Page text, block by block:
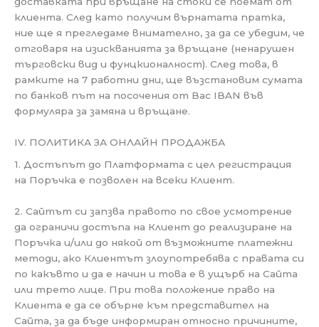
клиента. След като получим върнатата пратка,
ние ще я прегледаме внимателно, за да се убедим, че
отговаря на изискванията за връщане (ненарушен
търговски вид и фунцкионалност). След това, в
рамките на 7 работни дни, ще възстановим сумата
по банков път на посочения от Вас IBAN във
формуляра за замяна и връщане.
IV. ПОЛИТИКА ЗА ОНЛАЙН ПРОДАЖБА
1. Достъпът до Платформата с цел регистрация
на Поръчка е позволен на всеки Клиент.
2. Сайтът си запзва правото по свое усмотрение
да ограничи достъпа на Клиент до реализиране на
Поръчка и/или до някой от възможните платежни
методи, ако Клиентът злоупотребява с правата си
по какъвто и да е начин и това е в ущърб на Сайта
или трето лице. При това положение право на
Клиента е да се обърне към представител на
Сайта, за да бъде информиран относно причините,